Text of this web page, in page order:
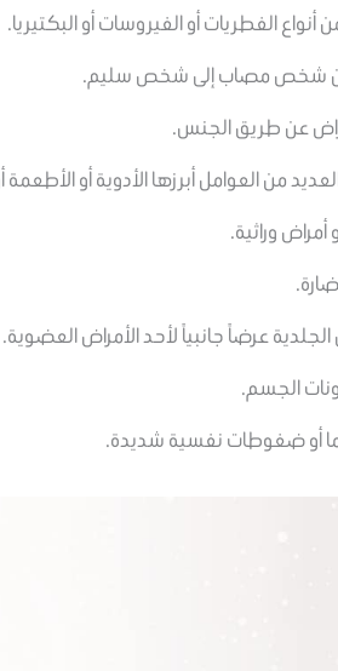
أنواع الفطريات أو الفيروسات أو البكتيريا.
من شخص مصاب إلى شخص سليم.
عن طريق الجنس.
من العوامل أبرزها الأدوية أو الأطعمة
وراثية.
عرضاً جانبياً لأحد الأمراض العضوية.
الجسم.
أو ضغوطات نفسية شديدة.